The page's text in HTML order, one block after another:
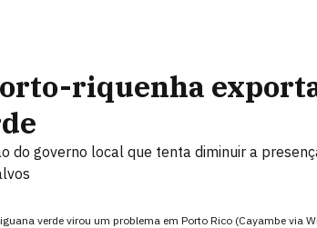
riquenha
do governo local que tenta diminuir a
verde virou um problema em Porto Rico (Cayambe via